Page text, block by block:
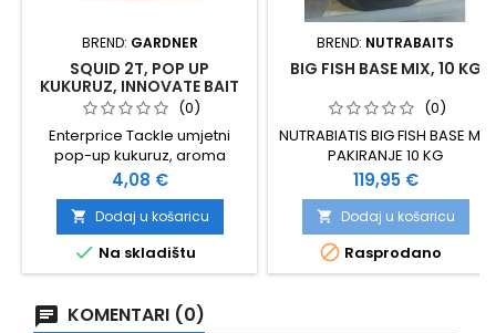
BREND: GARDNER
SQUID 2T, POP UP
KUKURUZ, INNOVATE BAIT
(0)
Enterprice Tackle umjetni
pop-up kukuruz, aroma
Inovate baits Squid 2T
Cijena
4,08 €
 Dodaj u košaricu
 Na skladištu
BREND: NUTRABAITS
BIG FISH BASE MIX, 10 KG
(0)
NUTRABIATIS BIG FISH BASE MIX
PAKIRANJE 10 KG
Cijena
119,95 €
 Dodaj u košaricu
 Rasprodano
KOMENTARI (0)